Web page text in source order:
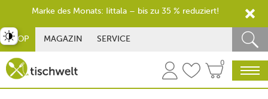
SHOP MAGAZIN SERVICE
0
umschalten
Marke des Monats: Iittala – bis zu 35 % reduziert!